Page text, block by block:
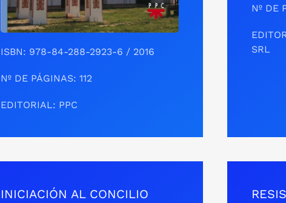
ISBN: 978-84-288-2923-6 / 2016
Nº DE PÁGINAS: 112
EDITORIAL: PPC
Nº DE
SRL
INICIACIÓN AL CONCILIO